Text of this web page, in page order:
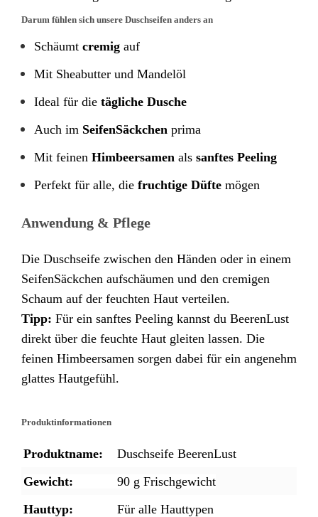
Darum fühlen sich unsere Duschseifen anders an
Schäumt cremig auf
Mit Sheabutter und Mandelöl
Ideal für die tägliche Dusche
Auch im SeifenSäckchen prima
Mit feinen Himbeersamen als sanftes Peeling
Perfekt für alle, die fruchtige Düfte mögen
Anwendung & Pflege
Die Duschseife zwischen den Händen oder in einem
SeifenSäckchen aufschäumen und den cremigen
Schaum auf der feuchten Haut verteilen.
Tipp: Für ein sanftes Peeling kannst du BeerenLust
direkt über die feuchte Haut gleiten lassen. Die
feinen Himbeersamen sorgen dabei für ein angenehm
glattes Hautgefühl.
Produktinformationen
Produktname:
Duschseife BeerenLust
Gewicht:
90 g Frischgewicht
Hauttyp:
Für alle Hauttypen